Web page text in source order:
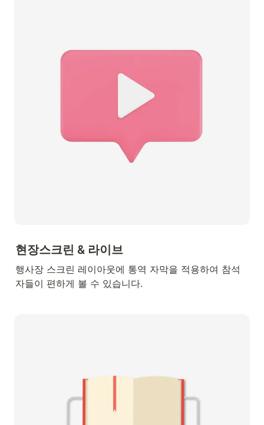
현장스크린 & 라이브
행사장 스크린 레이아웃에 통역 자막을 적용하여 참석
자들이 편하게 볼 수 있습니다.